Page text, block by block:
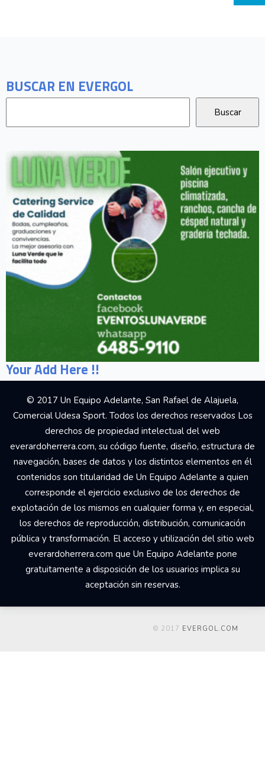
BUSCAR EN EVERGOL
Your Add Here !!
© 2017 Un Equipo Adelante, San Rafael de Alajuela,
Comercial Udesa Sport. Todos los derechos reservados Los
derechos de propiedad intelectual del web
everardoherrera.com, su código fuente, diseño, estructura de
navegación, bases de datos y los distintos elementos en él
contenidos son titularidad de Un Equipo Adelante a quien
corresponde el ejercicio exclusivo de los derechos de
explotación de los mismos en cualquier forma y, en especial,
los derechos de reproducción, distribución, comunicación
pública y transformación. El acceso y utilización del sitio web
everardoherrera.com que Un Equipo Adelante pone
gratuitamente a disposición de los usuarios implica su
aceptación sin reservas.
© 2017 EVERGOL.COM